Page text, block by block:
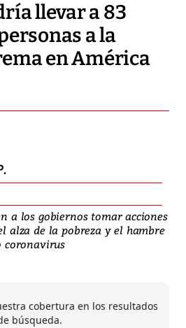
llevar a 83
a la
en América
a los gobiernos tomar acciones
alza de la pobreza y el hambre
coronavirus
cobertura en los resultados
búsqueda.